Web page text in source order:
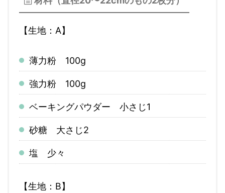
【生地：A】
薄力粉 100g
強力粉 100g
ベーキングパウダー 小さじ1
砂糖 大さじ2
塩 少々
【生地：B】